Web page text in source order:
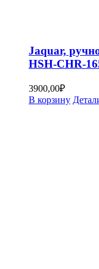
Jaquar,
HSH-CHR-
3900,00₽
В корзину